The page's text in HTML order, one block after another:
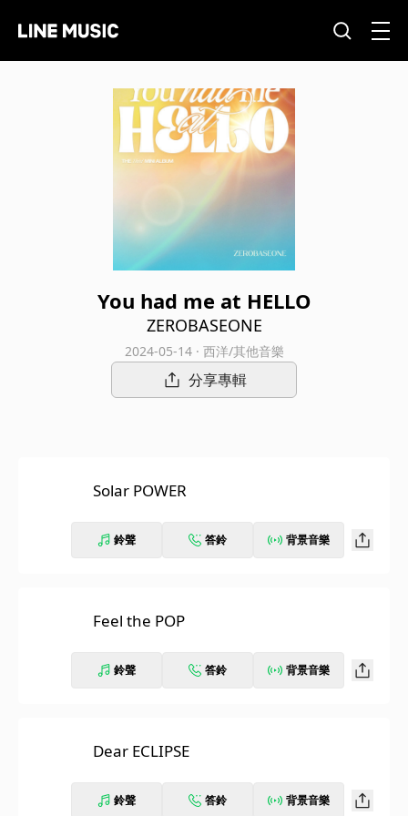
You had me at HELLO
ZEROBASEONE
2024-05-14 · 西洋/其他音樂
分享專輯
Solar POWER
鈴聲 答鈴 背景音樂
Feel the POP
鈴聲 答鈴 背景音樂
Dear ECLIPSE
鈴聲 答鈴 背景音樂